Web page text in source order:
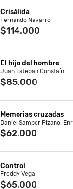
Crisálida
Fernando Navarro
$114.000
El hijo del hombre
Juan Esteban Constaín
$85.000
Memorias cruzadas
Daniel Samper Pizano,
$62.000
Control
Freddy Vega
$65.000